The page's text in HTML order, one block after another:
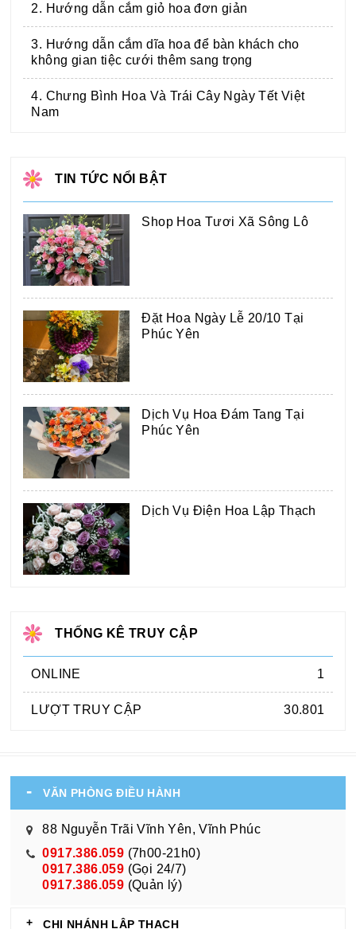
2. Hướng dẫn cắm giỏ hoa đơn giản
3. Hướng dẫn cắm dĩa hoa để bàn khách cho
không gian tiệc cưới thêm sang trọng
4. Chưng Bình Hoa Và Trái Cây Ngày Tết Việt
Nam
TIN TỨC NỔI BẬT
Shop Hoa Tươi Xã Sông Lô
Đặt Hoa Ngày Lễ 20/10 Tại
Phúc Yên
Dịch Vụ Hoa Đám Tang Tại
Phúc Yên
Dịch Vụ Điện Hoa Lập Thạch
THỐNG KÊ TRUY CẬP
ONLINE 1
LƯỢT TRUY CẬP 30.801
VĂN PHÒNG ĐIỀU HÀNH
88 Nguyễn Trãi Vĩnh Yên, Vĩnh Phúc
0917.386.059 (7h00-21h0)
0917.386.059 (Gọi 24/7)
0917.386.059 (Quản lý)
CHI NHÁNH LẬP THẠCH